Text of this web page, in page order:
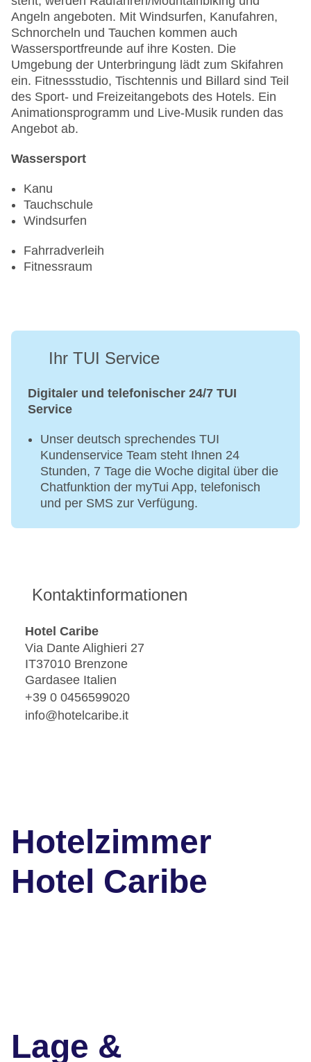
Angeln angeboten. Mit Windsurfen, Kanufahren,
Schnorcheln und Tauchen kommen auch
Wassersportfreunde auf ihre Kosten. Die
Umgebung der Unterbringung lädt zum Skifahren
ein. Fitnessstudio, Tischtennis und Billard sind Teil
des Sport- und Freizeitangebots des Hotels. Ein
Animationsprogramm und Live-Musik runden das
Angebot ab.
Wassersport
Kanu
Tauchschule
Windsurfen
Fahrradverleih
Fitnessraum
Ihr TUI Service
Digitaler und telefonischer 24/7 TUI
Service
Unser deutsch sprechendes TUI
Kundenservice Team steht Ihnen 24
Stunden, 7 Tage die Woche digital über die
Chatfunktion der myTui App, telefonisch
und per SMS zur Verfügung.
Kontaktinformationen
Hotel Caribe
Via Dante Alighieri 27
IT37010 Brenzone
Gardasee Italien
+39 0 0456599020
info@hotelcaribe.it
Hotelzimmer
Hotel Caribe
Lage &